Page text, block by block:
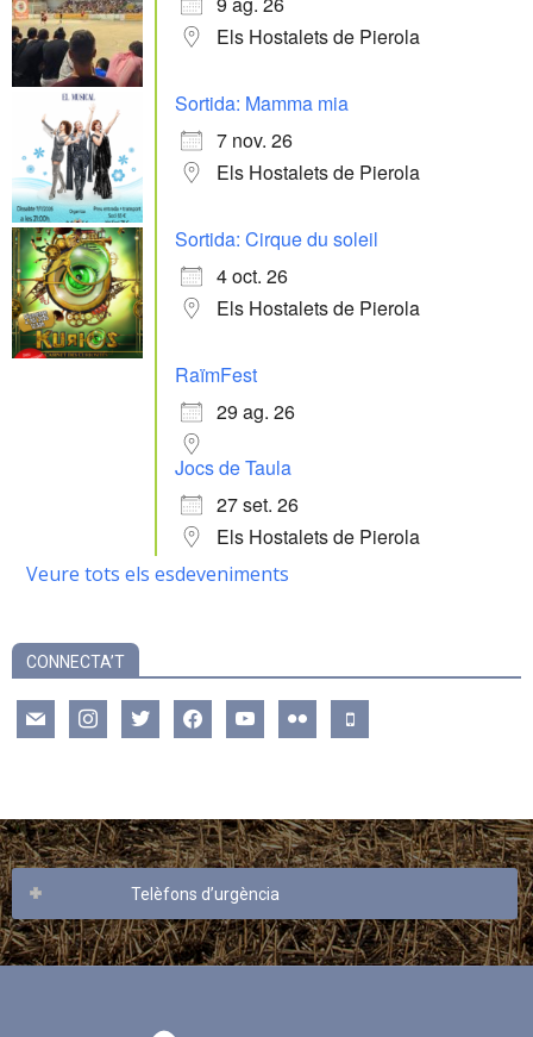
Els Hostalets de Pierola
Sortida: Mamma mia
7 nov. 26
Els Hostalets de Pierola
Sortida: Cirque du soleil
4 oct. 26
Els Hostalets de Pierola
RaïmFest
29 ag. 26
Jocs de Taula
27 set. 26
Els Hostalets de Pierola
Veure tots els esdeveniments
CONNECTA’T
mail instagramtwitter facebookyoutube flickr mobile
Telèfons d’urgència